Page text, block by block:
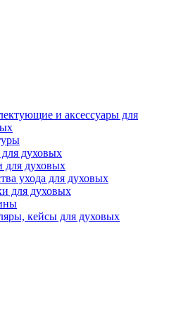
и аксессуары для
духовых
для духовых
ухода для духовых
для духовых
кейсы для духовых